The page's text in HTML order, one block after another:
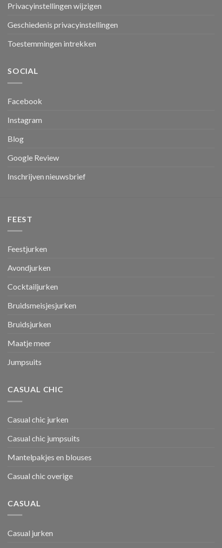
Privacyinstellingen wijzigen
Geschiedenis privacyinstellingen
Toestemmingen intrekken
SOCIAL
Facebook
Instagram
Blog
Google Review
Inschrijven nieuwsbrief
FEEST
Feestjurken
Avondjurken
Cocktailjurken
Bruidsmeisjesjurken
Bruidsjurken
Maatje meer
Jumpsuits
CASUAL CHIC
Casual chic jurken
Casual chic jumpsuits
Mantelpakjes en blouses
Casual chic overige
CASUAL
Casual jurken